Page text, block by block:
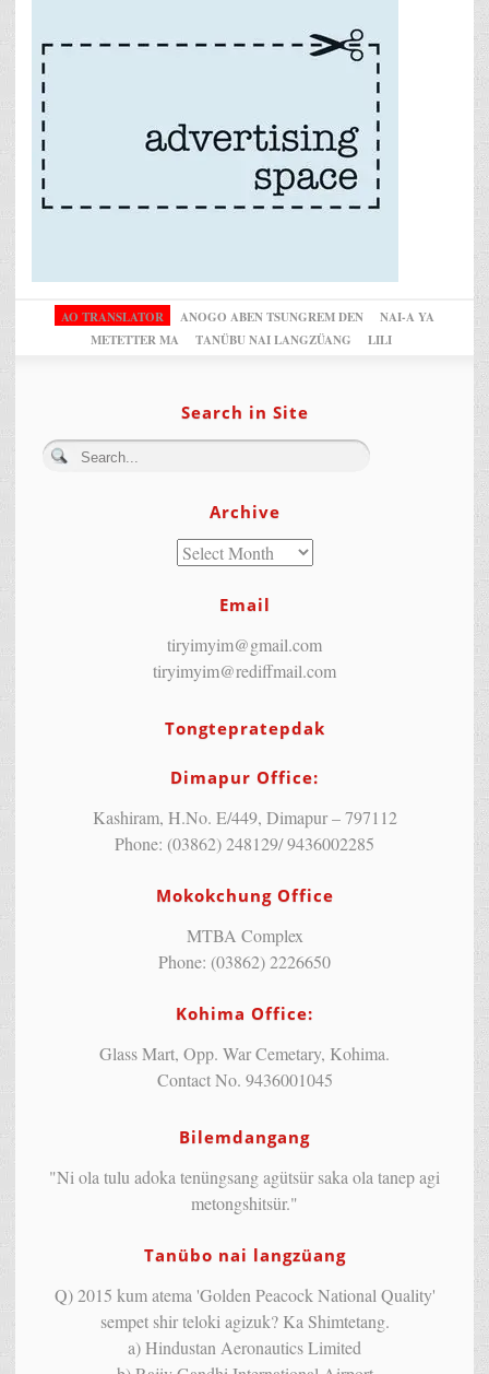
AO TRANSLATOR ANOGO ABEN TSUNGREM DEN
NAI-A YA
METETTER MA
TANÜBU NAI LANGZÜANG LILI
Search in Site
Archive
Email
tiryimyim@gmail.com
tiryimyim@rediffmail.com
Tongtepratepdak
Dimapur Office:
Kashiram, H.No. E/449, Dimapur – 797112
Phone: (03862) 248129/ 9436002285
Mokokchung Office
MTBA Complex
Phone: (03862) 2226650
Kohima Office:
Glass Mart, Opp. War Cemetary, Kohima.
Contact No. 9436001045
Bilemdangang
"Ni ola tulu adoka tenüngsang agütsür saka ola tanep agi
metongshitsür."
Tanübo nai langzüang
Q) 2015 kum atema 'Golden Peacock National Quality'
sempet shir teloki agizuk? Ka Shimtetang.
a) Hindustan Aeronautics Limited